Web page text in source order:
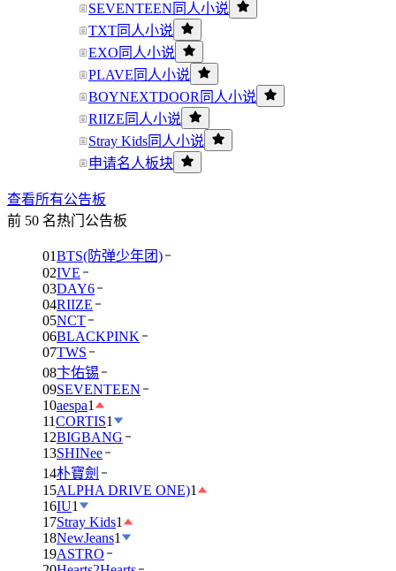
SEVENTEEN同人小说
TXT同人小说
EXO同人小说
PLAVE同人小说
BOYNEXTDOOR同人小说
RIIZE同人小说
Stray Kids同人小说
申请名人板块
查看所有公告板
前 50 名热门公告板
01BTS(防弹少年团)
02IVE
03DAY6
04RIIZE
05NCT
06BLACKPINK
07TWS
08卞佑锡
09SEVENTEEN
10aespa1
11CORTIS1
12BIGBANG
13SHINee
14朴寶劍
15ALPHA DRIVE ONE)1
16IU1
17Stray Kids1
18NewJeans1
19ASTRO